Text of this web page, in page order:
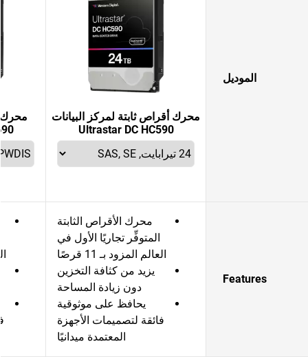
الموديل
محرك أقراص ثابتة لمركز البيانات
Ultrastar DC HC590
محرك
Features
محرك الأقراص الثابتة
المتوفِّر تجاريًا الأول في
العالم المزود بـ 11 قرصًا
يزيد من كثافة التخزين
دون زيادة المساحة
يحافظ على موثوقية
فائقة لتصميمات الأجهزة
المعتمدة ميدانيًا